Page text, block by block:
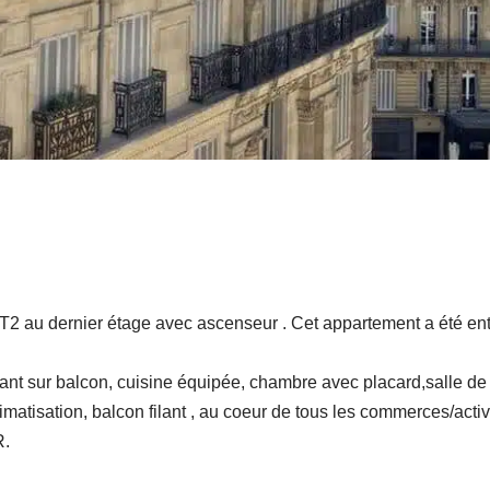
au dernier étage avec ascenseur . Cet appartement a été
sur balcon, cuisine équipée, chambre avec placard,salle
balcon filant , au coeur de tous les commerces/